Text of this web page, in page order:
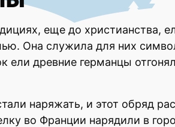
еще до христианства,
Она служила для них
ели древние германцы
наряжать, и этот обряд
во Франции нарядили в